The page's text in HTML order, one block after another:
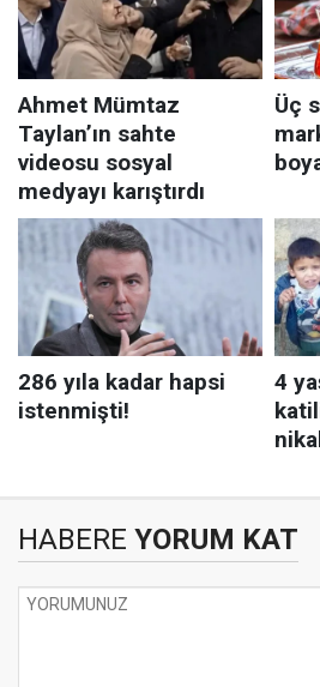
HABERE YORUM KAT